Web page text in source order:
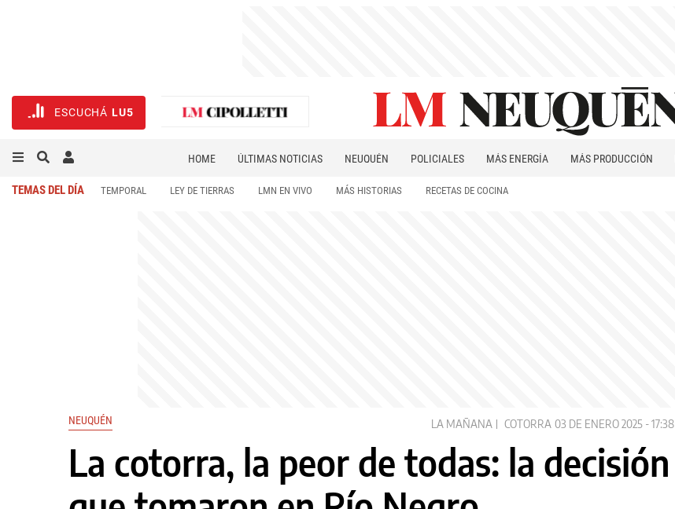
ESCUCHÁ LU5
HOME ÚLTIMAS NOTICIAS NEUQUÉN POLICIALES MÁS ENERGÍA MÁS PRODUCCIÓN
TEMAS DEL DÍA TEMPORAL LEY DE TIERRAS LMN EN VIVO MÁS HISTORIAS RECETAS DE COCINA
NEUQUÉN LA MAÑANA COTORRA 03 DE ENERO 2025 - 17:38
La cotorra, la peor de todas: la decisión